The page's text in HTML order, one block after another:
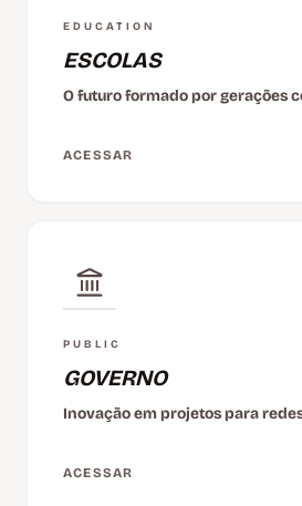
EDUCATION
ESCOLAS
O futuro formado por gerações
ACESSAR
PUBLIC
GOVERNO
Inovação em projetos para
ACESSAR